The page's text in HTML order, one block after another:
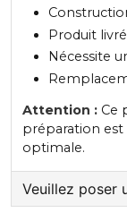
Produit
Nécessite
Attention : Ce
préparation est
optimale.
Veuillez poser